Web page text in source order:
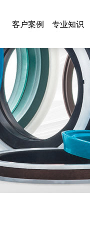
客户案例 专业知识